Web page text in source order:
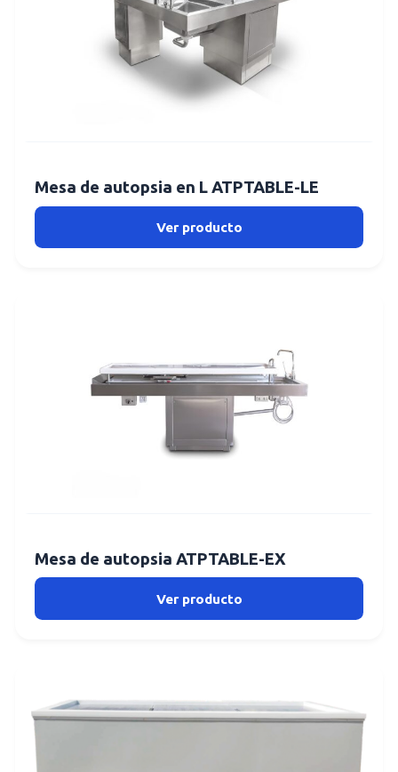
Mesa de autopsia en L ATPTABLE-LE
Ver producto
Mesa de autopsia ATPTABLE-EX
Ver producto